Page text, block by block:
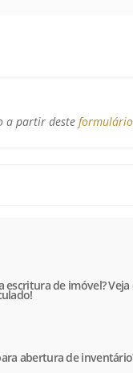
a partir deste
escritura de imóvel?
abertura de